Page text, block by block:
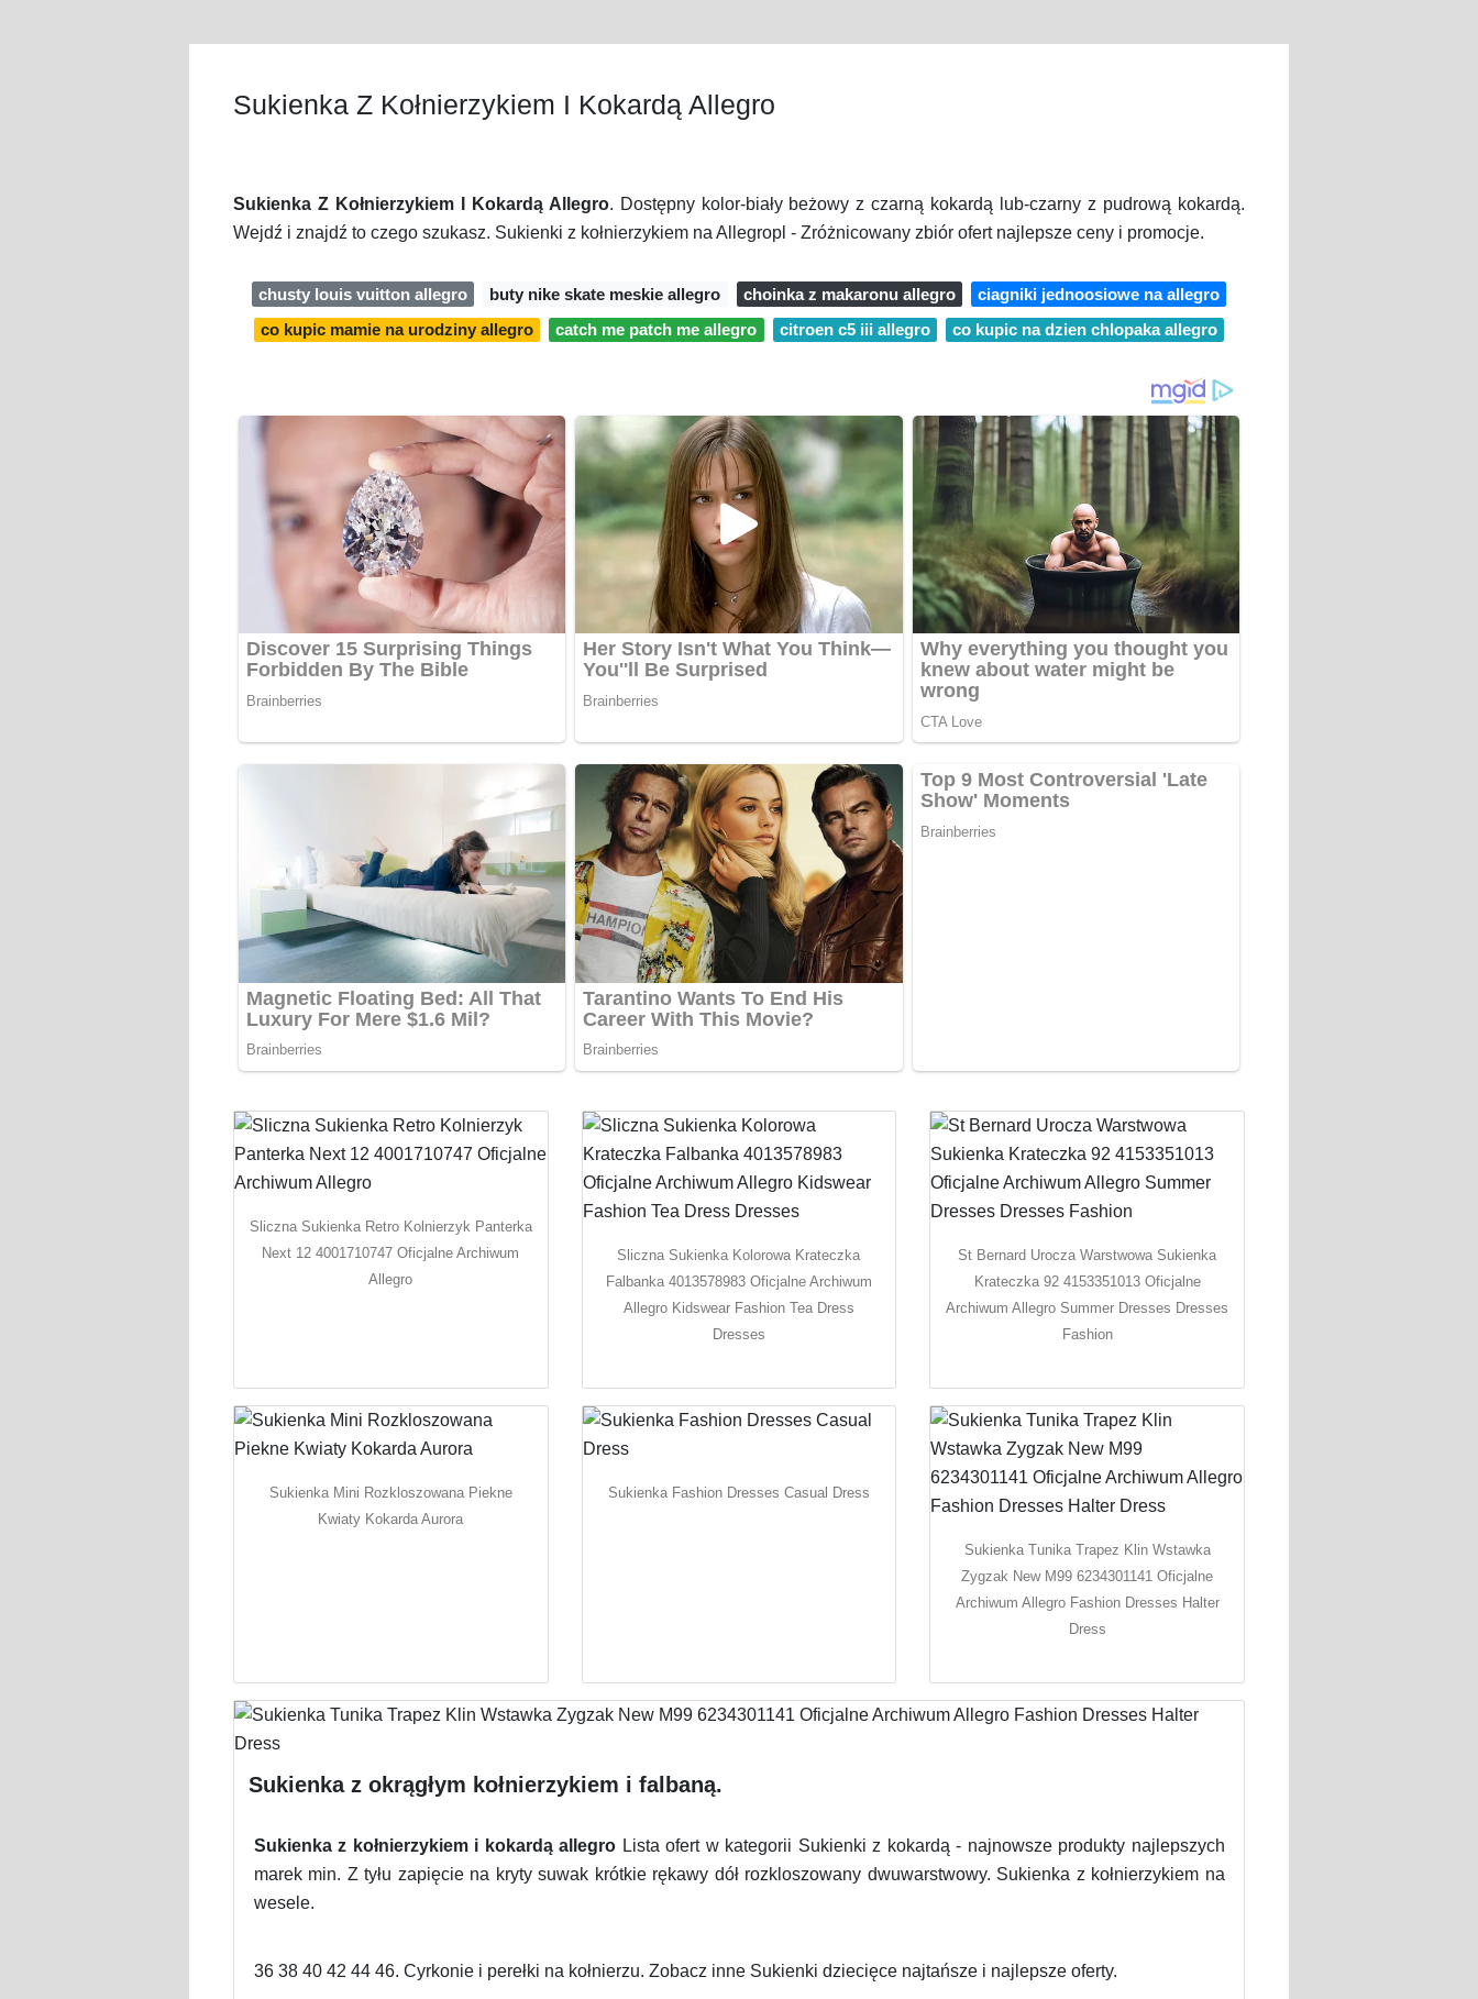
Sukienka Z Kołnierzykiem I Kokardą Allegro
Sukienka Z Kołnierzykiem I Kokardą Allegro. Dostępny kolor-biały beżowy z czarną kokardą lub-czarny z pudrową kokardą.
Wejdź i znajdź to czego szukasz. Sukienki z kołnierzykiem na Allegropl - Zróżnicowany zbiór ofert najlepsze ceny i promocje.
chusty louis vuitton allegro buty nike skate meskie allegro choinka z makaronu allegro
ciagniki jednoosiowe na allegro
co kupic mamie na urodziny allegro
catch me patch me allegro citroen c5 iii allegro co kupic na dzien chlopaka allegro
Sliczna Sukienka Retro Kolnierzyk Panterka
Next 12 4001710747 Oficjalne Archiwum
Allegro
Sliczna Sukienka Kolorowa Krateczka
Falbanka 4013578983 Oficjalne Archiwum
Allegro Kidswear Fashion Tea Dress
Dresses
St Bernard Urocza Warstwowa Sukienka
Krateczka 92 4153351013 Oficjalne
Archiwum Allegro Summer Dresses Dresses
Fashion
Sukienka Mini Rozkloszowana Piekne
Kwiaty Kokarda Aurora
Sukienka Fashion Dresses Casual Dress
Sukienka Tunika Trapez Klin Wstawka
Zygzak New M99 6234301141 Oficjalne
Archiwum Allegro Fashion Dresses Halter
Dress
Sukienka z okrągłym kołnierzykiem i falbaną.
Sukienka z kołnierzykiem i kokardą allegro Lista ofert w kategorii Sukienki z kokardą - najnowsze produkty najlepszych
marek min. Z tyłu zapięcie na kryty suwak krótkie rękawy dół rozkloszowany dwuwarstwowy. Sukienka z kołnierzykiem na
wesele.
36 38 40 42 44 46. Cyrkonie i perełki na kołnierzu. Zobacz inne Sukienki dziecięce najtańsze i najlepsze oferty.